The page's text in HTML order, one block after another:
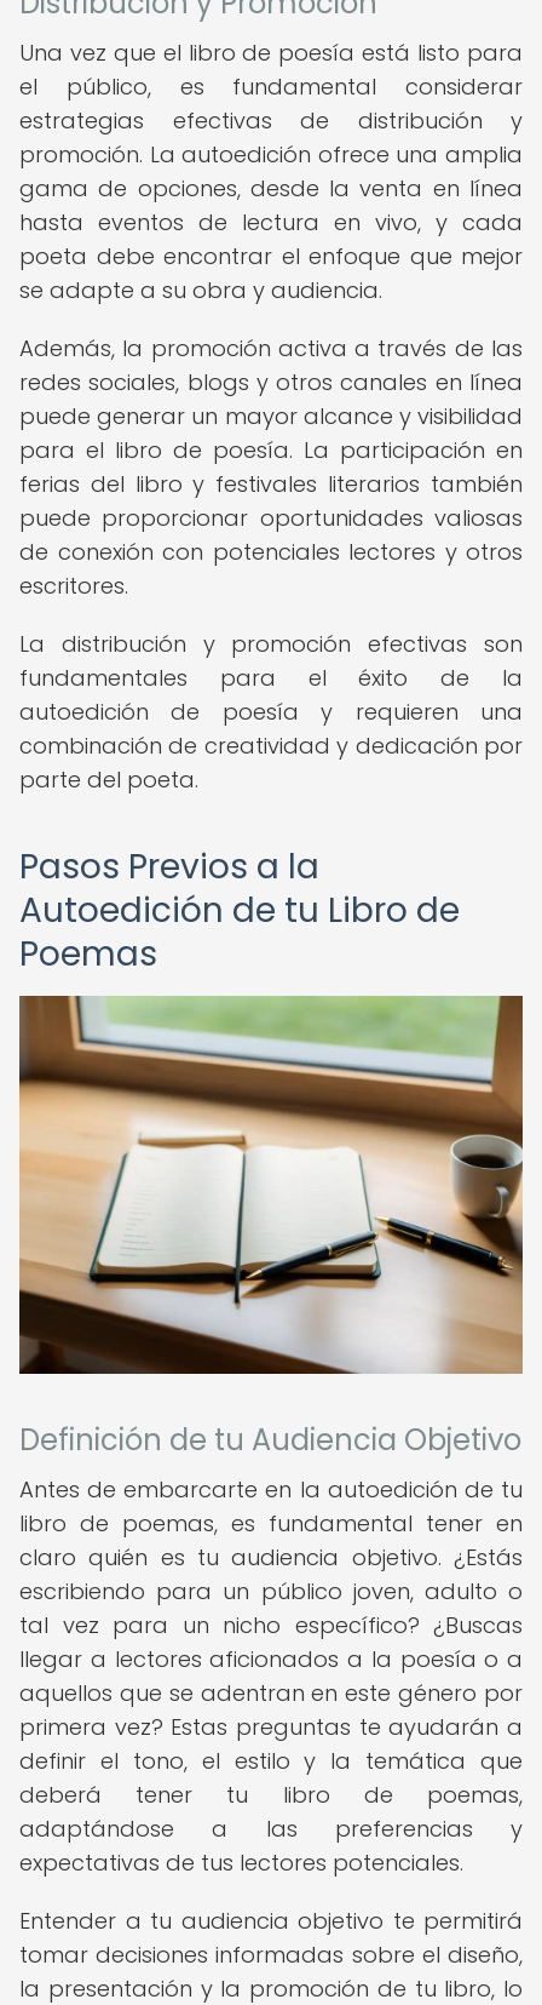
Una vez que el libro de poesía está listo para
el público, es fundamental considerar
estrategias efectivas de distribución y
promoción. La autoedición ofrece una amplia
gama de opciones, desde la venta en línea
hasta eventos de lectura en vivo, y cada
poeta debe encontrar el enfoque que mejor
se adapte a su obra y audiencia.
Además, la promoción activa a través de las
redes sociales, blogs y otros canales en línea
puede generar un mayor alcance y visibilidad
para el libro de poesía. La participación en
ferias del libro y festivales literarios también
puede proporcionar oportunidades valiosas
de conexión con potenciales lectores y otros
escritores.
La distribución y promoción efectivas son
fundamentales para el éxito de la
autoedición de poesía y requieren una
combinación de creatividad y dedicación por
parte del poeta.
Pasos Previos a la
Autoedición de tu Libro de
Poemas
Definición de tu Audiencia Objetivo
Antes de embarcarte en la autoedición de tu
libro de poemas, es fundamental tener en
claro quién es tu audiencia objetivo. ¿Estás
escribiendo para un público joven, adulto o
tal vez para un nicho específico? ¿Buscas
llegar a lectores aficionados a la poesía o a
aquellos que se adentran en este género por
primera vez? Estas preguntas te ayudarán a
definir el tono, el estilo y la temática que
deberá tener tu libro de poemas,
adaptándose a las preferencias y
expectativas de tus lectores potenciales.
Entender a tu audiencia objetivo te permitirá
tomar decisiones informadas sobre el diseño,
la presentación y la promoción de tu libro, lo